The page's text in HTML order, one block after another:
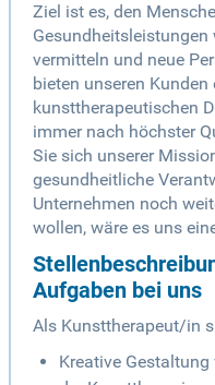
Ziel ist es, den
Gesundheitsleistungen
vermitteln und neue
bieten unseren
kunsttherapeutischen
immer nach höchster
Sie sich unserer
gesundheitliche
Unternehmen noch
wollen, wäre es uns
Aufgaben bei uns
Als Kunsttherapeut/in
Kreative